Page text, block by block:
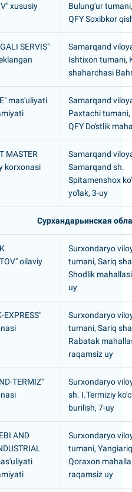
xususiy
Bulung'ur
QFY Soxibkor
SERVIS"
Samarqand
Ishtixon tumani,
shaharchasi
mas'uliyati
Samarqand
Paxtachi
QFY Do'stlik
MASTER
korxonasi
Samarqand
Samarqand sh.
Spitamenshox
yo'lak, 3-uy
Сурхандарьинская
oilaviy
Surxondaryo
tumani, Sariq
Shodlik
uy
EXPRESS"
Surxondaryo
tumani, Sariq
Rabatak
raqamsiz uy
TERMIZ"
Surxondaryo
sh. I.Termiziy
burilish, 7-uy
AND
Surxondaryo
tumani,
Qoraxon
raqamsiz uy